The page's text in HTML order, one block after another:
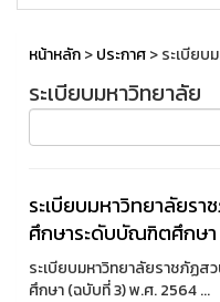
หน้าหลัก>ประกาศ> ระเบียบ
ระเบียบมหาวิทยาลัย
ระเบียบมหาวิทยาลัยร
ศึกษาระดับบัณฑิตศึกษ
ระเบียบมหาวิทยาลัยราชภัฏ
ศึกษา (ฉบับที่ 3) พ.ศ. 2564 ...